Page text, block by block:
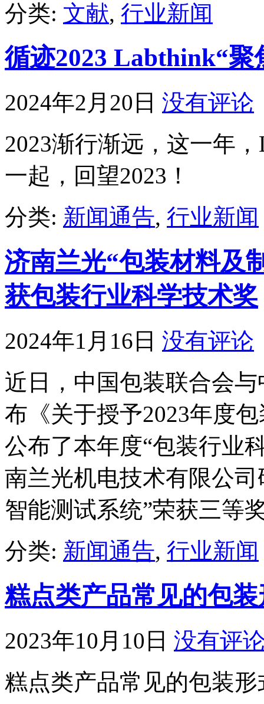
分类: 文献, 行业新闻
循迹2023 Labthink“聚
2024年2月20日 没有评论
2023渐行渐远，这一年
一起，回望2023！
分类: 新闻通告, 行业新闻
济南兰光“包装材料及
获包装行业科学技术奖
2024年1月16日 没有评论
近日，中国包装联合会
布《关于授予2023年度
公布了本年度“包装行业
南兰光机电技术有限公
智能测试系统”荣获三等
分类: 新闻通告, 行业新闻
糕点类产品常见的包
2023年10月10日 没有评
糕点类产品常见的包装形